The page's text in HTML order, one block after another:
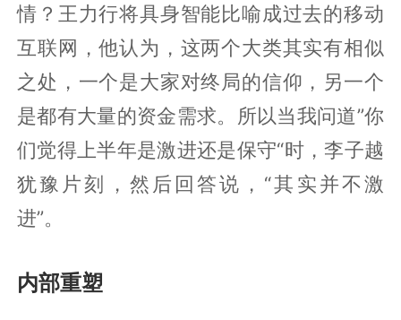
情？王力行将具身智能比喻成过去的移动
互联网，他认为，这两个大类其实有相似
之处，一个是大家对终局的信仰，另一个
是都有大量的资金需求。所以当我问道”你
们觉得上半年是激进还是保守“时，李子越
犹豫片刻，然后回答说，“其实并不激
进”。
内部重塑